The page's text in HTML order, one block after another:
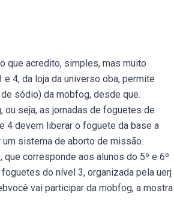
que acredito, simples, mas muito
4, da loja da universo oba, permite
sódio) da mobfog, desde que.
seja, as jornadas de foguetes de
4 devem liberar o foguete da base a
sistema de aborto de missão.
corresponde aos alunos do 5º e 6º
do nível 3, organizada pela uerj
vai participar da mobfog, a mostra